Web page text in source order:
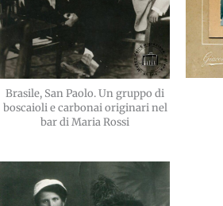
Brasile, San Paolo. Un gruppo di
boscaioli e carbonai originari nel
bar di Maria Rossi